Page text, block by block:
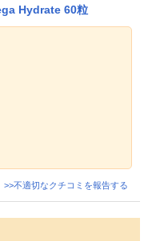
Hydrate 60粒
>>不適切なクチコミを報告する